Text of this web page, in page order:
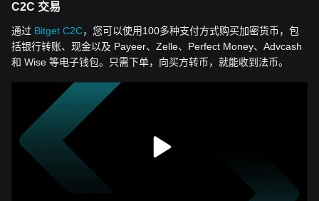
C2C 交易
通过 Bitget C2C，您可以使用100多种支付方式购买加密货币，包
括银行转账、现金以及 Payeer、Zelle、Perfect Money、Advcash
和 Wise 等电子钱包。只需下单，向买方转币，就能收到法币。